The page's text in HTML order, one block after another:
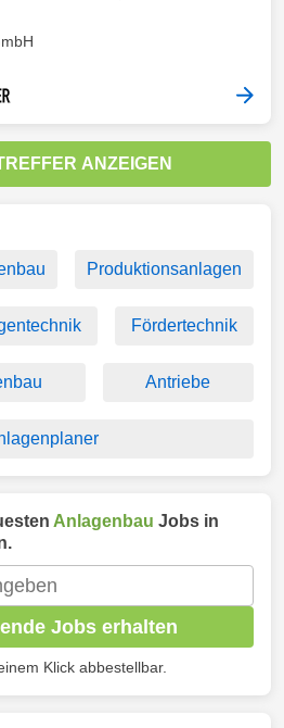
ANZEIGEN
Produktionsanlagen
Fördertechnik
Antriebe
Anlagenbau Jobs in
Jobs erhalten
Klick abbestellbar.